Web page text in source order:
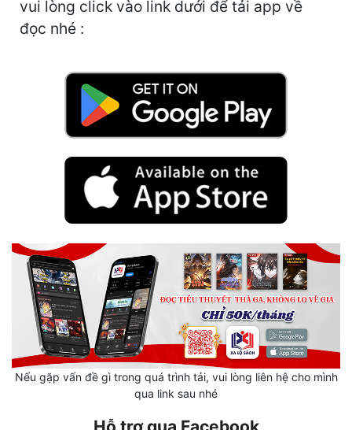
Khoa Huyễn Không Gian
Kiếm Hiệp
Kỳ Huyễn
Linh Dị
vui lòng click vào link dưới để tải app về
đọc nhé :
Nếu gặp vấn đề gì trong quá trình tải, vui lòng liên hệ cho mình
qua link sau nhé